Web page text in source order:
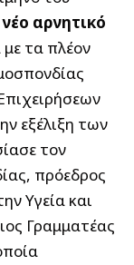
νέο αρνητικό
τα πλέον
εξέλιξη των
τον
πρόεδρος
Υγεία και
Γραμματέας